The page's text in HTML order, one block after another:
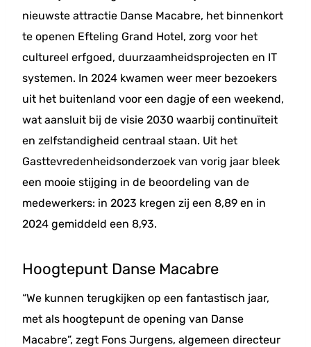
nieuwste attractie Danse Macabre, het binnenkort
te openen Efteling Grand Hotel, zorg voor het
cultureel erfgoed, duurzaamheidsprojecten en IT
systemen. In 2024 kwamen weer meer bezoekers
uit het buitenland voor een dagje of een weekend,
wat aansluit bij de visie 2030 waarbij continuïteit
en zelfstandigheid centraal staan. Uit het
Gasttevredenheidsonderzoek van vorig jaar bleek
een mooie stijging in de beoordeling van de
medewerkers: in 2023 kregen zij een 8,89 en in
2024 gemiddeld een 8,93.
Hoogtepunt Danse Macabre
“We kunnen terugkijken op een fantastisch jaar,
met als hoogtepunt de opening van Danse
Macabre”, zegt Fons Jurgens, algemeen directeur